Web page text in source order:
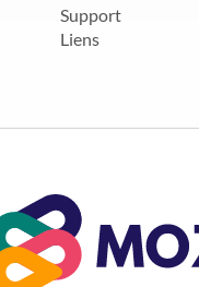
Support
Liens